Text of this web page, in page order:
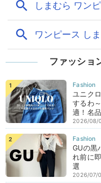
ファッショ
ユニク
するわ
適！名
2026/08/
GUの黒
れ前に
選
2026/07/